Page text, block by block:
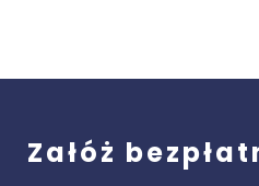
Załóż